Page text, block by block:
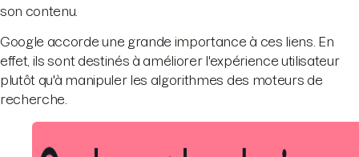
son contenu.
Google accorde une grande importance à ces liens. En
effet, ils sont destinés à améliorer l'expérience utilisateur
plutôt qu'à manipuler les algorithmes des moteurs de
recherche.